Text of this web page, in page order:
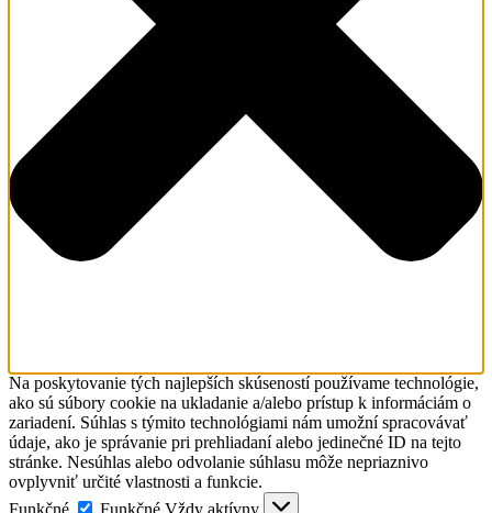
Na poskytovanie tých najlepších skúseností používame technológie,
ako sú súbory cookie na ukladanie a/alebo prístup k informáciám o
zariadení. Súhlas s týmito technológiami nám umožní spracovávať
údaje, ako je správanie pri prehliadaní alebo jedinečné ID na tejto
stránke. Nesúhlas alebo odvolanie súhlasu môže nepriaznivo
ovplyvniť určité vlastnosti a funkcie.